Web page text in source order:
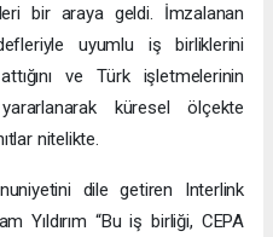
bir araya geldi. İmzalanan
uyumlu iş birliklerini
ve Türk işletmelerinin
küresel ölçekte
nitelikte.
dile getiren Interlink
Yıldırım “Bu iş birliği, CEPA